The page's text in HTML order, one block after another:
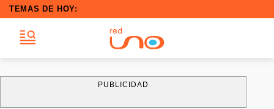
TEMAS DE HOY:
PUBLICIDAD